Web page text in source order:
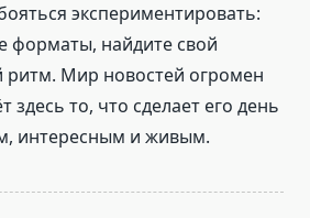
экспериментировать:
форматы, найдите свой
Мир новостей огромен
то, что сделает его день
интересным и живым.